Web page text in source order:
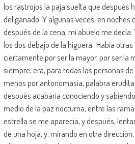
los rastrojos la paja suelta que después
del ganado. Y algunas veces, en noches
después de la cena, mi abuelo me
los dos debajo de la higuera’. Había
ciertamente por ser la mayor, por ser la
siempre, era, para todas las personas
menos por antonomasia, palabra
después acabaría conociendo y
medio de la paz nocturna, entre las
estrella se me aparecía, y después,
de una hoja, y, mirando en otra